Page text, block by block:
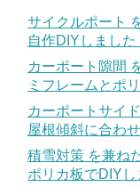
サイクルポート
自作DIYしました
カーポート隙間
ミフレームとポ
カーポートサイ
屋根傾斜に合わ
積雪対策 を兼ね
ポリカ板でDIYし